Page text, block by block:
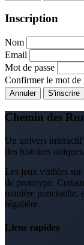
Inscription
Nom
Email
Mot de passe
Confirmer le mot de
Annuler S'inscrire
Chemin des
Un univers interactif
des histoires uniques.
Les jeux visibles sur
de prototype.
manière ponctuelle,
régulière.
Liens rapides